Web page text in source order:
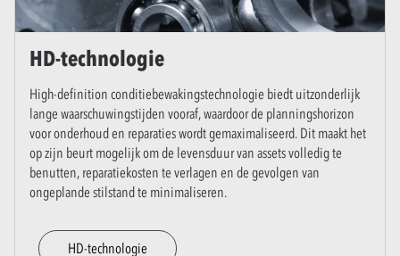
HD-technologie
High-definition conditiebewakingstechnologie biedt uitzonderlijk
lange waarschuwingstijden vooraf, waardoor de planningshorizon
voor onderhoud en reparaties wordt gemaximaliseerd. Dit maakt het
op zijn beurt mogelijk om de levensduur van assets volledig te
benutten, reparatiekosten te verlagen en de gevolgen van
ongeplande stilstand te minimaliseren.
HD-technologie